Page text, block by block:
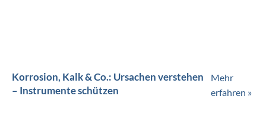
Korrosion, Kalk & Co.: Ursachen verstehen
– Instrumente schützen
Mehr
erfahren »